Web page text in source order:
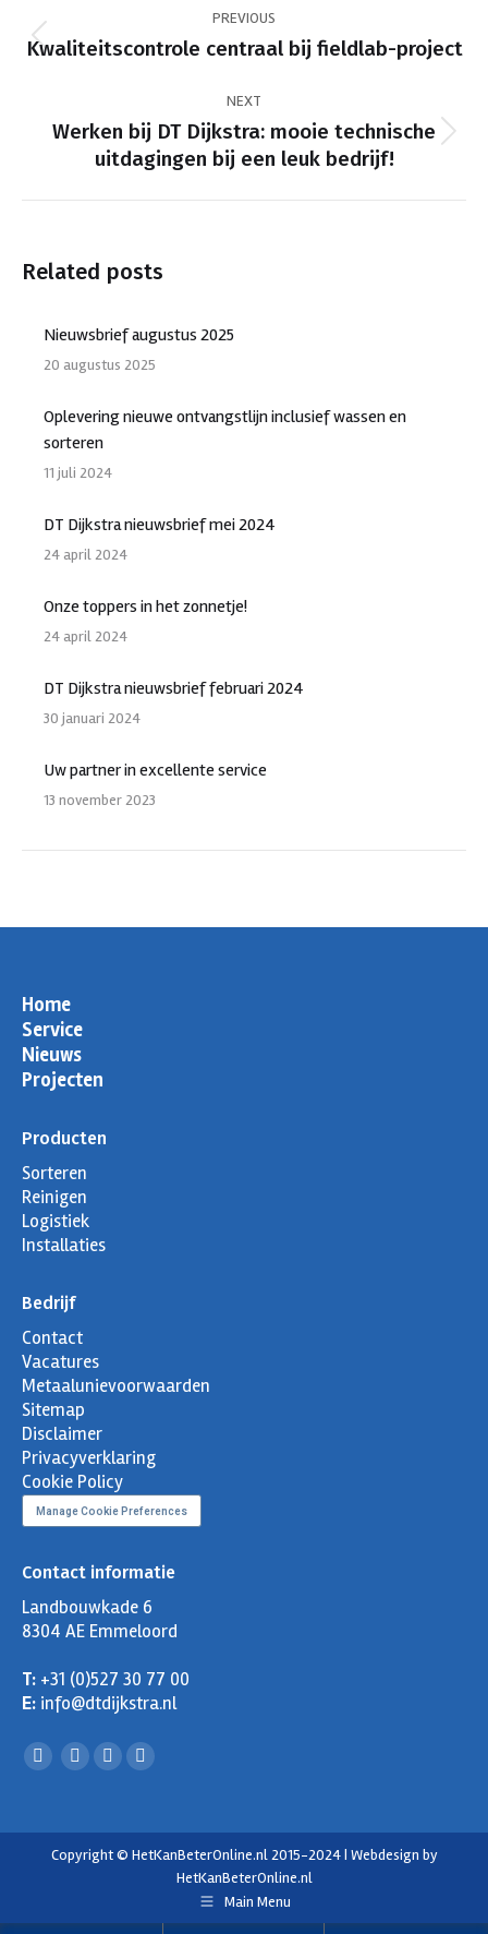
navigation
PREVIOUS
Previous
Kwaliteitscontrole centraal bij fieldlab-project
NEXT
Next
post:
Werken bij DT Dijkstra: mooie technische
uitdagingen bij een leuk bedrijf!
Related posts
Nieuwsbrief augustus 2025
20 augustus 2025
Oplevering nieuwe ontvangstlijn inclusief wassen en
sorteren
11 juli 2024
DT Dijkstra nieuwsbrief mei 2024
24 april 2024
Onze toppers in het zonnetje!
24 april 2024
DT Dijkstra nieuwsbrief februari 2024
30 januari 2024
Uw partner in excellente service
13 november 2023
Home
Service
Nieuws
Projecten
Producten
Sorteren
Reinigen
Logistiek
Installaties
Bedrijf
Contact
Vacatures
Metaalunievoorwaarden
Sitemap
Disclaimer
Privacyverklaring
Cookie Policy
Manage Cookie Preferences
Contact informatie
Landbouwkade 6
8304 AE Emmeloord
T: +31 (0)527 30 77 00
E: info@dtdijkstra.nl
Facebook
Linkedin
in
X
in
YouTube
in
Copyright © HetKanBeterOnline.nl 2015-2024 | Webdesign by
HetKanBeterOnline.nl
Main Menu